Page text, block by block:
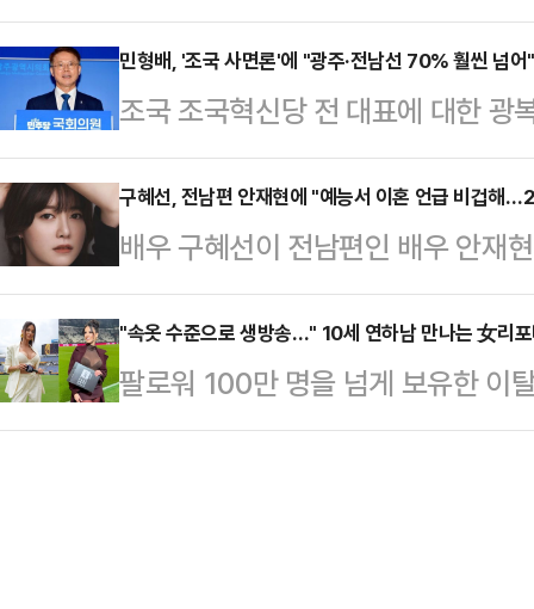
"우리 당의 문호를 개방하고 누구
면 널리 문을 개방해야 된다는 것"
통령은 비상계엄 선포 이후에 상황
다"며 "…
민형배, '조국 사면론'에 "광주·전남선 70% 훨씬 넘어"
조국 조국혁신당 전 대표에 대한 광
가운데, 민형배 더불어민주당 의원
로 기획된 정치 검찰의 난동이었다
야 하는 상황에서 상징적인 의미가
라디오 '뉴스쇼'에서 "특정 정치인
터 기획해 과도하게 몰고 간 측면이
고 내란을 끝내야 하는 상황에서 보
다"며 "정치적으…
구혜선, 전남편 안재현에 "예능서 이혼 언급 비겁해
배우 구혜선이 전남편인 배우 안재
혜선은 8일 자신의 SNS를 통해 "'
고 낙인찍는 것을 반복적으로 주도
각한다"며 "전 배우자의 이혼 과정
으로 진위여부를 따지지 않는 방향
"속옷 수준으로 생방송…" 10세 연하남 만나는 女리
팔로워 100만 명을 넘게 보유한 이
나의 과한 노출 의상이 화제의 중